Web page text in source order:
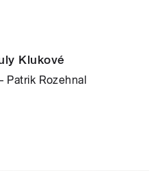
Klukové
Patrik Rozehnal